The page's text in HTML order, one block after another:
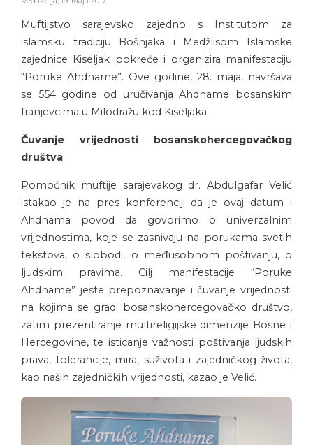
Muftijstvo sarajevsko zajedno s Institutom za
islamsku tradiciju Bošnjaka i Medžlisom Islamske
zajednice Kiseljak pokreće i organizira manifestaciju
“Poruke Ahdname”. Ove godine, 28. maja, navršava
se 554 godine od uručivanja Ahdname bosanskim
franjevcima u Milodražu kod Kiseljaka.
Čuvanje vrijednosti bosanskohercegovačkog
društva
Pomoćnik muftije sarajevakog dr. Abdulgafar Velić
istakao je na pres konferenciji da je ovaj datum i
Ahdnama povod da govorimo o univerzalnim
vrijednostima, koje se zasnivaju na porukama svetih
tekstova, o slobodi, o međusobnom poštivanju, o
ljudskim pravima. Cilj manifestacije “Poruke
Ahdname” jeste prepoznavanje i čuvanje vrijednosti
na kojima se gradi bosanskohercegovačko društvo,
zatim prezentiranje multireligijske dimenzije Bosne i
Hercegovine, te isticanje važnosti poštivanja ljudskih
prava, tolerancije, mira, suživota i zajedničkog života,
kao naših zajedničkih vrijednosti, kazao je Velić.